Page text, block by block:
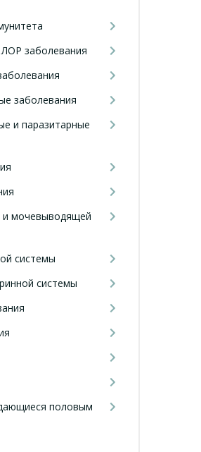
заболевания
заболевания
и паразитарные
и мочевыводящей
системы
системы
половым